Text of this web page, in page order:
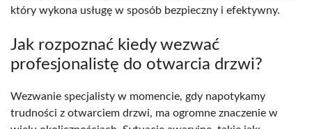
który wykona usługę w sposób bezpieczny i efektywny.
Jak rozpoznać kiedy wezwać
profesjonalistę do otwarcia drzwi?
Wezwanie specjalisty w momencie, gdy napotykamy
trudności z otwarciem drzwi, ma ogromne znaczenie w